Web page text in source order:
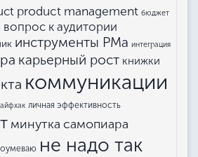
product management бюджет
вопрос к аудитории
инструменты РМа интеграция
карьерный рост книжки
коммуникации
личная эффективность
минутка самопиара
не надо так